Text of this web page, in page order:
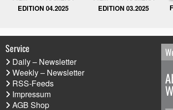
EDITION 04.2025
EDITION 03.2025
Service
Daily – Newsletter
Weekly – Newsletter
RSS-Feeds
Impressum
AGB Shop